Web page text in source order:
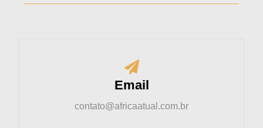
Email
contato@africaatual.com.br